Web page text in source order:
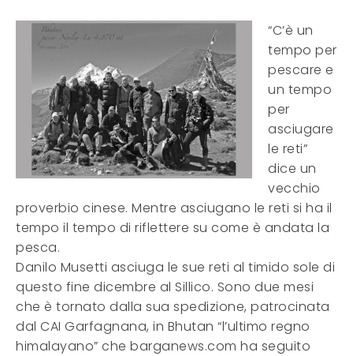
“C’è un
tempo per
pescare e
un tempo
per
asciugare
le reti”
dice un
vecchio
proverbio cinese. Mentre asciugano le reti si ha il
tempo il tempo di riflettere su come è andata la
pesca.
Danilo Musetti asciuga le sue reti al timido sole di
questo fine dicembre al Sillico. Sono due mesi
che è tornato dalla sua spedizione, patrocinata
dal CAI Garfagnana, in Bhutan “l’ultimo regno
himalayano” che barganews.com ha seguito